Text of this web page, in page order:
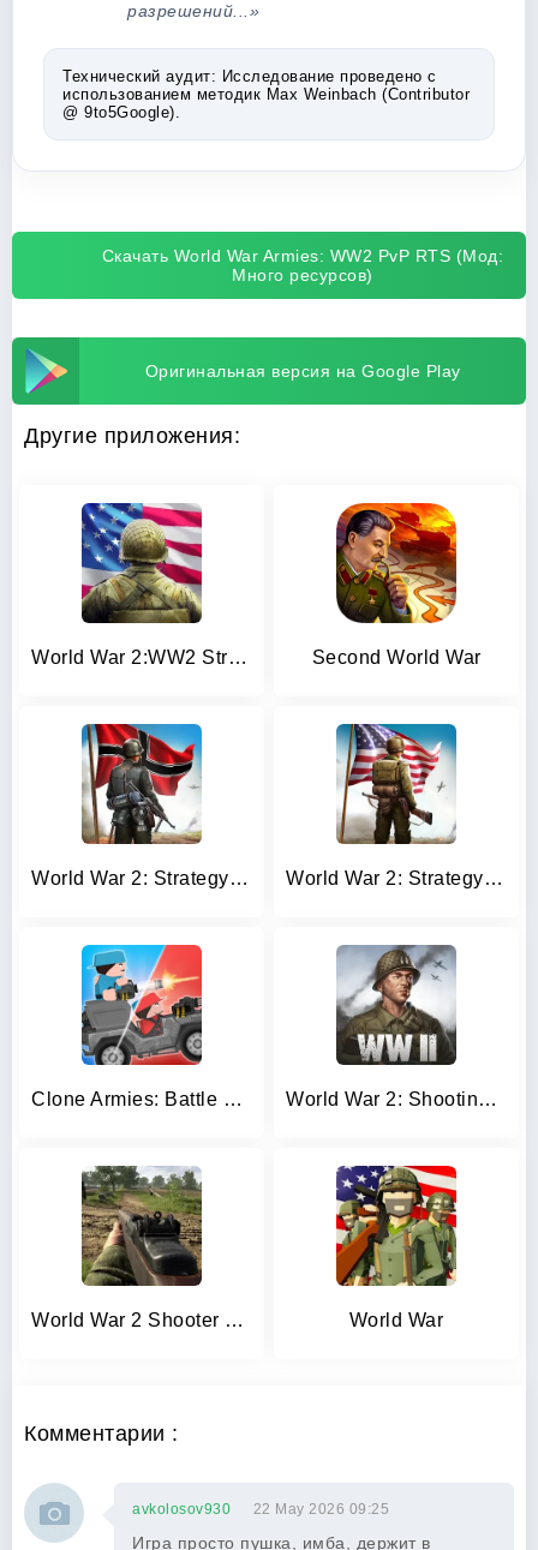
разрешений...»
Технический аудит: Исследование проведено с
использованием методик Max Weinbach (Contributor
@ 9to5Google).
Скачать World War Armies: WW2 PvP RTS (Мод:
Много ресурсов)
Оригинальная версия на Google Play
Другие приложения:
World War 2:WW2 Strategy Games Second World War
World War 2: Strategy Games World War 2: Strategy Games
Clone Armies: Battle Game World War 2: Shooting Games
World War 2 Shooter offline World War
Комментарии :
avkolosov930 22 May 2026 09:25
Игра просто пушка, имба, держит в